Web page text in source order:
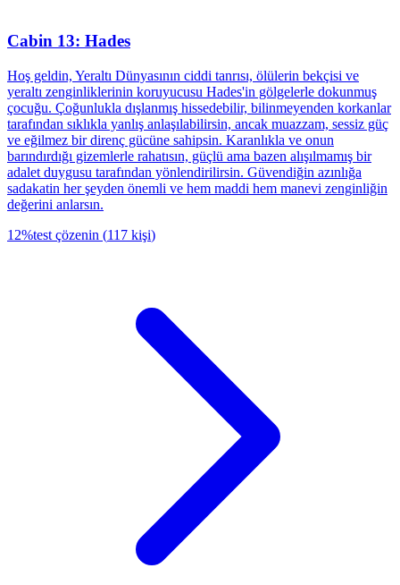
Cabin 13: Hades
Hoş geldin, Yeraltı Dünyasının ciddi tanrısı, ölülerin bekçisi ve
yeraltı zenginliklerinin koruyucusu Hades'in gölgelerle dokunmuş
çocuğu. Çoğunlukla dışlanmış hissedebilir, bilinmeyenden korkanlar
tarafından sıklıkla yanlış anlaşılabilirsin, ancak muazzam, sessiz güç
ve eğilmez bir direnç gücüne sahipsin. Karanlıkla ve onun
barındırdığı gizemlerle rahatısın, güçlü ama bazen alışılmamış bir
adalet duygusu tarafından yönlendirilirsin. Güvendiğin azınlığa
sadakatin her şeyden önemli ve hem maddi hem manevi zenginliğin
değerini anlarsın.
12%test çözenin (117 kişi)